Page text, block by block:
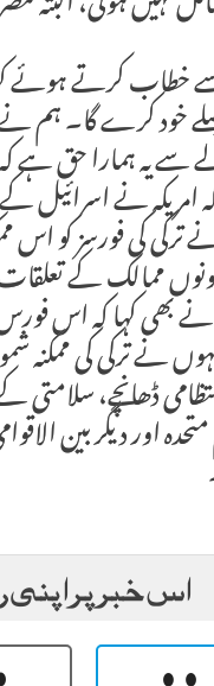
سے خطاب کرتے ہوئے
خود کرے گا۔ ہم
سے یہ ہمارا حق
امریکہ نے
کی فورسز کو
ممالک کے
نے بھی کہا کہ
نے ترکی کی ممکنہ
ڈھانچے،
اور دیگر بین
اس خبر پر اپنی